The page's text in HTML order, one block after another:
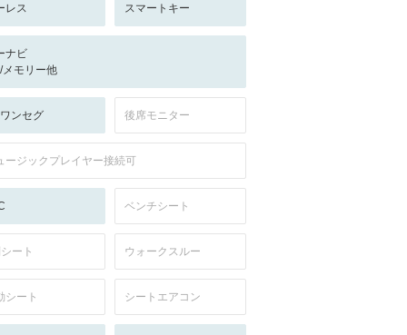
レス スマートキー
ナビ
メモリー他
ンセグ 後席モニター
ージックプレイヤー接続可
ベンチシート
ート ウォークスルー
シート シートエアコン